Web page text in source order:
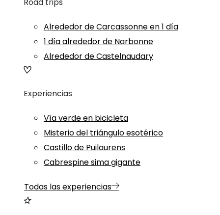
Road trips
Alrededor de Carcassonne en 1 día
1 día alrededor de Narbonne
Alrededor de Castelnaudary
Experiencias
Vía verde en bicicleta
Misterio del triángulo esotérico
Castillo de Puilaurens
Cabrespine sima gigante
Todas las experiencias